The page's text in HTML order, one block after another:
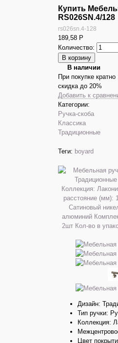
Купить
RS026SN.4/128
rs026sn.4-128
189,58 Р
Количество:
В наличии
При покупке
скидка до 20%
Добавить к
Категории:
Ручка-скоба
Классика
Традиционные
Теги: boyard
Дизайн:
Тип ручки:
Коллекция:
Цвет